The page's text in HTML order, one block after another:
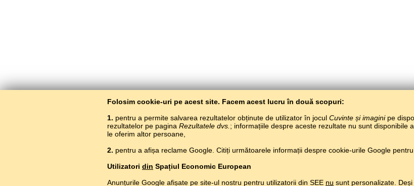
Copyright © 2015–2025 BALTOSLAV.
Folosim cookie-uri pe acest site. Facem acest lucru în două scopuri:
1. pentru a permite salvarea rezultatelor obținute de utilizator în jocul Cuvinte și imaginipe
rezultatelor pe pagina Rezultatele dvs. ; informațiile despre aceste rezultate nu sunt disponibile
le oferim altor persoane,
2. pentru a afișa reclame Google. Citiți următoarele informații despre cookie-urile Google
Utilizatori din Spațiul Economic European
Anunțurile Google afișate pe site-ul nostru pentru utilizatorii din SEE nu sunt personalizate.